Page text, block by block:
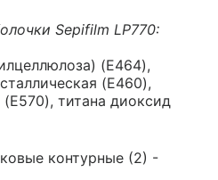
Sepifilm LP770:
(E464),
(E460),
титана диоксид
контурные (2) -